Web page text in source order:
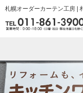
札幌オーダーカーテン工房 |